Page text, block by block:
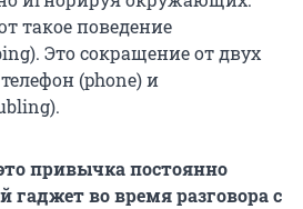
такое поведение
Это сокращение от двух
(phone) и
привычка постоянно
гаджет во время разговора с